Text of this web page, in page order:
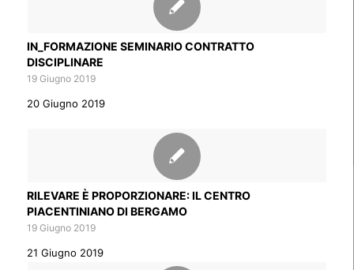
IN_FORMAZIONE SEMINARIO CONTRATTO
DISCIPLINARE
19 Giugno 2019
20 Giugno 2019
RILEVARE È PROPORZIONARE: IL CENTRO
PIACENTINIANO DI BERGAMO
19 Giugno 2019
21 Giugno 2019